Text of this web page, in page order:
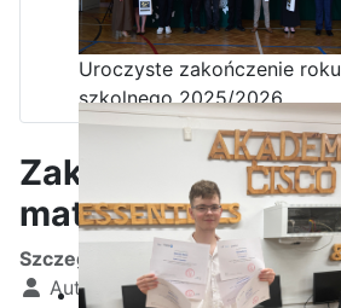
Uroczyste zakończenie roku
szkolnego 2025/2026
Zakończenie roku
maturzystów
Szczegóły
Autor:
Kamil Krosta